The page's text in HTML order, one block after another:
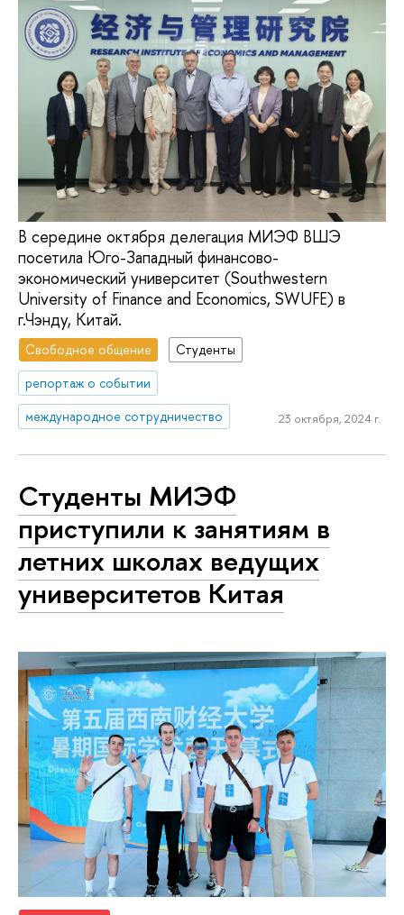
В середине октября делегация МИЭФ ВШЭ
посетила Юго-Западный финансово-
экономический университет (Southwestern
University of Finance and Economics, SWUFE) в
г.Чэнду, Китай.
Свободное общение
Студенты
репортаж о событии
международное сотрудничество
23 октября, 2024 г.
Студенты МИЭФ
приступили к занятиям в
летних школах ведущих
университетов Китая